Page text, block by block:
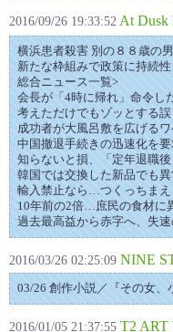
2016/09/26 19:33:52 At Dusk
横浜患者殺害 別の８８歳の
新たな枠組みで政策に持続
総合ニュース一覧>
会長が「4時に帰れ」命令し
考えただけでもゾッとする誤
成功者が大風呂敷を広げるワ
中国撤退手続きの迅速化を
知らないと損、「定年退職
韓国では交換した新品でも異
輸入禁止なら…つくっちまえ
10年前の2倍…庶民の食材に
過去最高益から赤字へ、失速
2016/03/26 02:25:09 NINE
03/26 創作小説／『その女
2016/01/05 21:37:55 T2